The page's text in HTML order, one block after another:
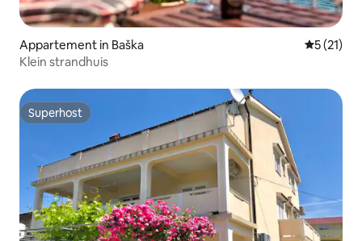
Appartement in Baška
5 (21)
Klein strandhuis
Superhost
Superhost